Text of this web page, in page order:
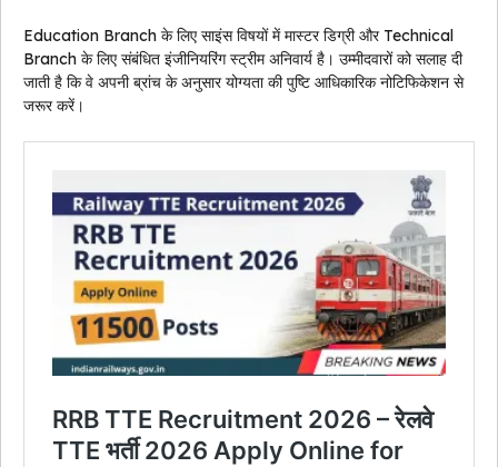
Education Branch के लिए साइंस विषयों में मास्टर डिग्री और Technical
Branch के लिए संबंधित इंजीनियरिंग स्ट्रीम अनिवार्य है। उम्मीदवारों को सलाह दी
जाती है कि वे अपनी ब्रांच के अनुसार योग्यता की पुष्टि आधिकारिक नोटिफिकेशन से
जरूर करें।